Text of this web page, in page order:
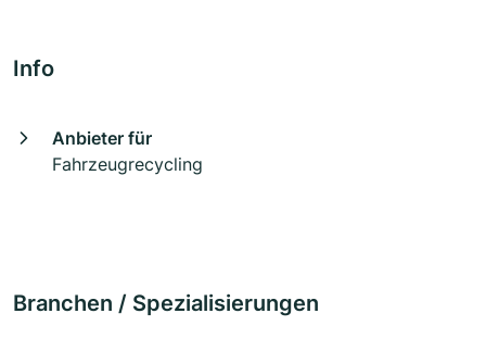
Info
Anbieter für
Fahrzeugrecycling
Branchen / Spezialisierungen